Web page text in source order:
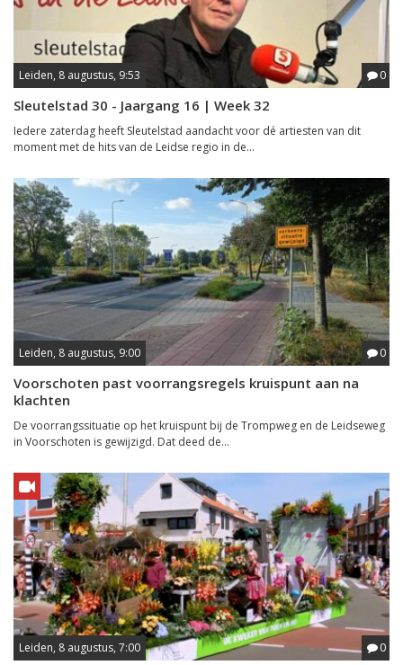
Leiden, 8 augustus, 9:53 0
Sleutelstad 30 - Jaargang 16 | Week 32
Iedere zaterdag heeft Sleutelstad aandacht voor dé artiesten van dit
moment met de hits van de Leidse regio in de...
Leiden, 8 augustus, 9:00 0
Voorschoten past voorrangsregels kruispunt aan na
klachten
De voorrangssituatie op het kruispunt bij de Trompweg en de Leidseweg
in Voorschoten is gewijzigd. Dat deed de...
Leiden, 8 augustus, 7:00 0